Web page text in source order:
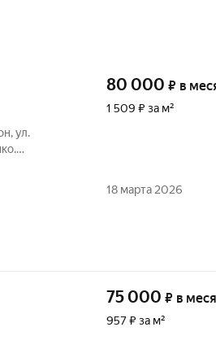
ул.
53
80 000 ₽ в
1 509 ₽ за м²
18 марта 2026
75 000 ₽ в
957 ₽ за м²